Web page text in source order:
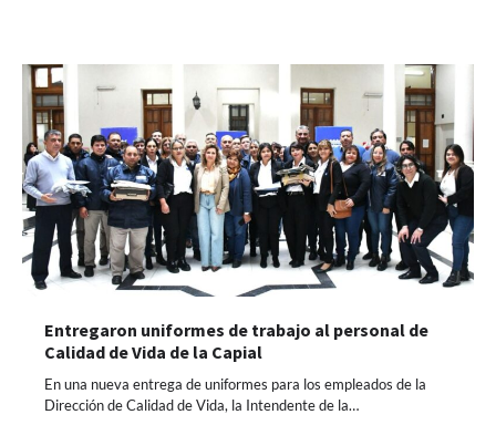
Entregaron uniformes de trabajo al personal de
Calidad de Vida de la Capial
En una nueva entrega de uniformes para los empleados de la
Dirección de Calidad de Vida, la Intendente de la…